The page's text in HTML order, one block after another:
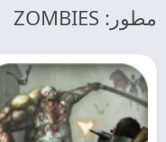
مطور: ZOMBIES